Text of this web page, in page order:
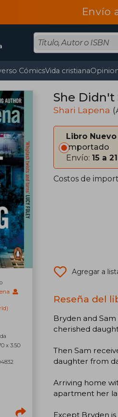
Envío
CómicsVida cristiana
x 3.50
She Didn't
Shari Lapena
Libro Nuevo
Importado
Envío: 15 a 21
Costos de
Agregar a
Reseña del
Bryden and
cherished
Then Sam
daughter from
Arriving home
apartment her
Except Bryden is